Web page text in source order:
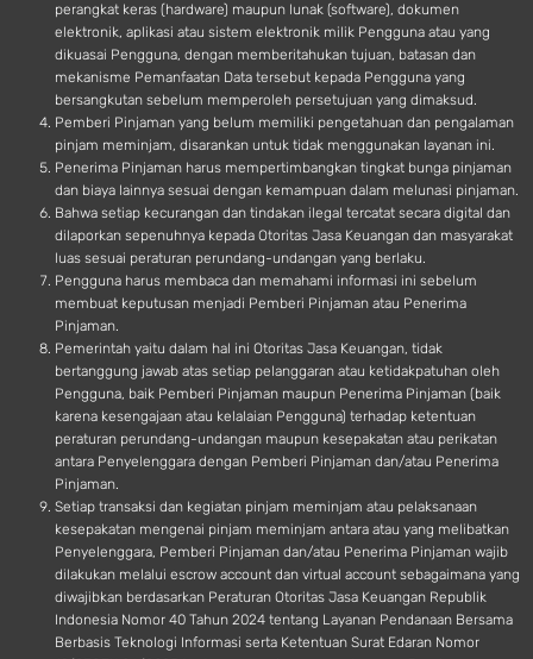
perangkat keras (hardware) maupun lunak (software), dokumen
elektronik, aplikasi atau sistem elektronik milik Pengguna atau yang
dikuasai Pengguna, dengan memberitahukan tujuan, batasan dan
mekanisme Pemanfaatan Data tersebut kepada Pengguna yang
bersangkutan sebelum memperoleh persetujuan yang dimaksud.
Pemberi Pinjaman yang belum memiliki pengetahuan dan pengalaman
pinjam meminjam, disarankan untuk tidak menggunakan layanan ini.
Penerima Pinjaman harus mempertimbangkan tingkat bunga pinjaman
dan biaya lainnya sesuai dengan kemampuan dalam melunasi pinjaman.
Bahwa setiap kecurangan dan tindakan ilegal tercatat secara digital dan
dilaporkan sepenuhnya kepada Otoritas Jasa Keuangan dan masyarakat
luas sesuai peraturan perundang-undangan yang berlaku.
Pengguna harus membaca dan memahami informasi ini sebelum
membuat keputusan menjadi Pemberi Pinjaman atau Penerima
Pinjaman.
Pemerintah yaitu dalam hal ini Otoritas Jasa Keuangan, tidak
bertanggung jawab atas setiap pelanggaran atau ketidakpatuhan oleh
Pengguna, baik Pemberi Pinjaman maupun Penerima Pinjaman (baik
karena kesengajaan atau kelalaian Pengguna) terhadap ketentuan
peraturan perundang-undangan maupun kesepakatan atau perikatan
antara Penyelenggara dengan Pemberi Pinjaman dan/atau Penerima
Pinjaman.
Setiap transaksi dan kegiatan pinjam meminjam atau pelaksanaan
kesepakatan mengenai pinjam meminjam antara atau yang melibatkan
Penyelenggara, Pemberi Pinjaman dan/atau Penerima Pinjaman wajib
dilakukan melalui escrow account dan virtual account sebagaimana yang
diwajibkan berdasarkan Peraturan Otoritas Jasa Keuangan Republik
Indonesia Nomor 40 Tahun 2024 tentang Layanan Pendanaan Bersama
Berbasis Teknologi Informasi serta Ketentuan Surat Edaran Nomor